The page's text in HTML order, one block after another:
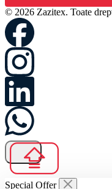
© 2026 Zazitex. Toate
Special Offer